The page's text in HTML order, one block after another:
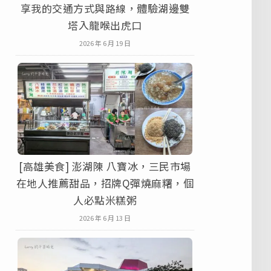
享我的交通方式與路線，體驗湖邊雙
塔入龍喉出虎口
2026 年 6 月 19 日
[高雄美食] 澎湖陳 八寶冰，三民市場
在地人推薦甜品，招牌Q彈燒麻糬，個
人必點米糕粥
2026 年 6 月 13 日